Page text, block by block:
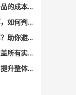
如何快速理清外卖产品的成本构成？
外卖毛利率怎么计算，如何判断产品有没有盈利？
盈亏平衡点怎么核算？助你避免出单越多亏越多
外卖定价公式如何覆盖所有实际运营环节？
如何动态优化菜单，提升整体利润率？